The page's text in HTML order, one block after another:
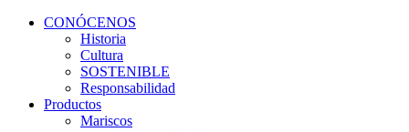
CONÓCENOS
Historia
Cultura
SOSTENIBLE
Responsabilidad
Productos
Mariscos